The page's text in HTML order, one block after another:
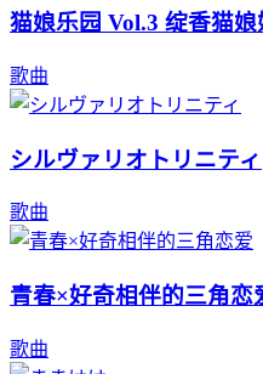
猫娘乐园 Vol.3 绽香猫娘
歌曲
シルヴァリオトリニティ
歌曲
青春×好奇相伴的三角恋
歌曲